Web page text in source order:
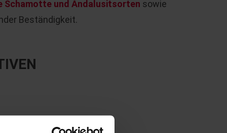
und Andalusitsorten sowie
Beständigkeit.